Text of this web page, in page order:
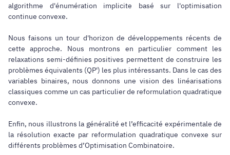
algorithme d'énumération implicite basé sur l'optimisation
continue convexe.
Nous faisons un tour d'horizon de développements récents de
cette approche. Nous montrons en particulier comment les
relaxations semi-définies positives permettent de construire les
problèmes équivalents (QP') les plus intéressants. Dans le cas des
variables binaires, nous donnons une vision des linéarisations
classiques comme un cas particulier de reformulation quadratique
convexe.
Enfin, nous illustrons la généralité et l’efficacité expérimentale de
la résolution exacte par reformulation quadratique convexe sur
différents problèmes d’Optimisation Combinatoire.